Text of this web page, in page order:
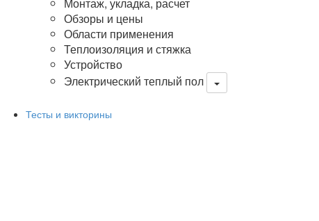
Обзоры и цены
Области применения
Теплоизоляция и стяжка
Устройство
Электрический теплый пол
Тесты и викторины